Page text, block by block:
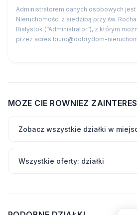
Administratorem danych osobowych jest
Nieruchomości z siedzibą przy św.
Białystok (“Administrator”), z którym
przez adres biuro@dobrydom-
MOZE CIE ROWNIEZ
Zobacz wszystkie działki w
Wszystkie oferty: działki